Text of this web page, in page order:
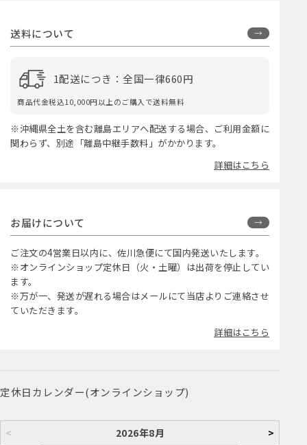
送料について
1配送につき：全国一律660円
商品代金税込10,000円以上のご購入で送料無料
※沖縄県全土を含む離島エリアへ配送する場合、ご利用金額に
関わらず、別途「離島中継手数料」がかかります。
詳細はこちら
お届けについて
ご注文の4営業日以内に、佐川急便にて国内発送いたします。
※オンラインショップ定休日（火・土曜）は出荷を停止してい
ます。
※万が一、発送が遅れる場合はメールにて当店よりご連絡させ
ていただきます。
詳細はこちら
定休日カレンダー(オンラインショップ)
< 2026年8月 >